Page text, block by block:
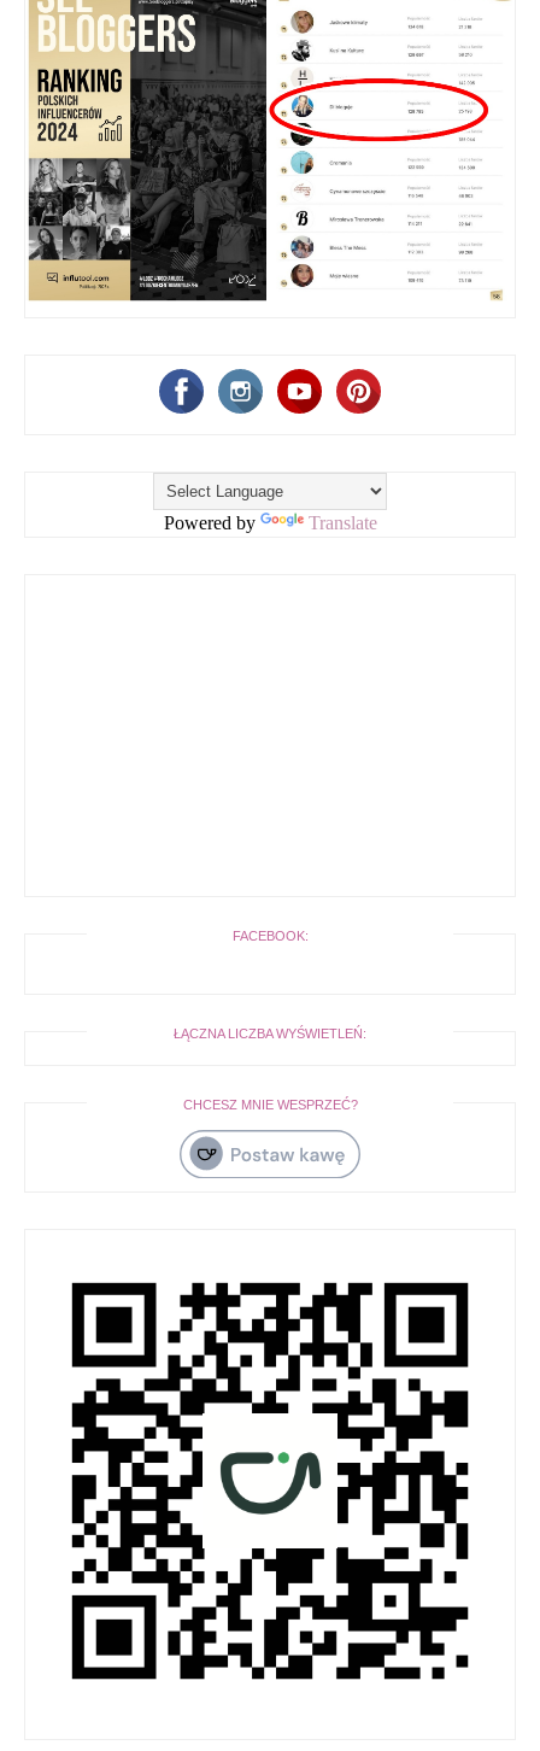
Powered by Translate
FACEBOOK:
ŁĄCZNA LICZBA WYŚWIETLEŃ:
CHCESZ MNIE WESPRZEĆ?